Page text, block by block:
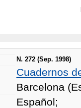
N. 272 (Sep. 1998)
Cuadernos
Barcelona
Español;